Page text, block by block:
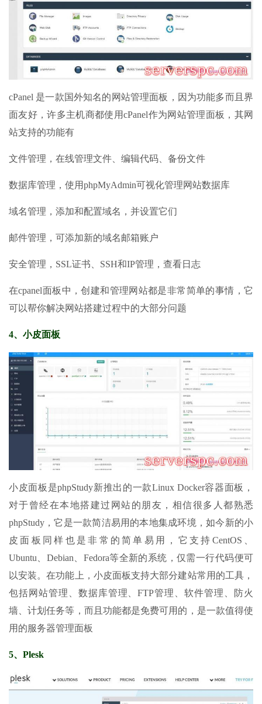
cPanel 是一款国外知名的网站管理面板，因为功能多而且界
面友好，许多主机商都使用cPanel作为网站管理面板，其网
站支持的功能有
文件管理，在线管理文件、编辑代码、备份文件
数据库管理，使用phpMyAdmin可视化管理网站数据库
域名管理，添加和配置域名，并设置它们
邮件管理，可添加新的域名邮箱账户
安全管理，SSL证书、SSH和IP管理，查看日志
在cpanel面板中，创建和管理网站都是非常简单的事情，它
可以帮你解决网站搭建过程中的大部分问题
4、小皮面板
小皮面板是phpStudy新推出的一款Linux Docker容器面板，
对于曾经在本地搭建过网站的朋友，相信很多人都熟悉
phpStudy，它是一款简洁易用的本地集成环境，如今新的小
皮面板同样也是非常的简单易用，它支持CentOS、
Ubuntu、Debian、Fedora等全新的系统，仅需一行代码便可
以安装。在功能上，小皮面板支持大部分建站常用的工具，
包括网站管理、数据库管理、FTP管理、软件管理、防火
墙、计划任务等，而且功能都是免费可用的，是一款值得使
用的服务器管理面板
5、Plesk